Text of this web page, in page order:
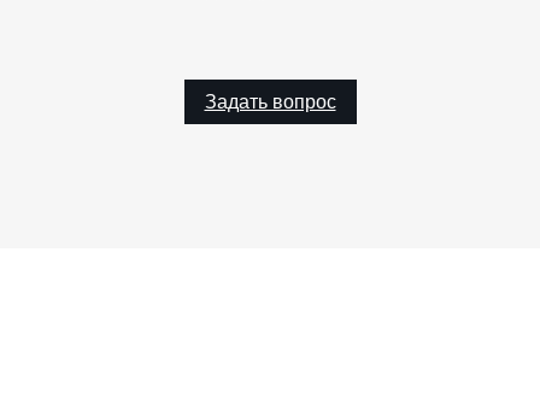
Задать вопрос